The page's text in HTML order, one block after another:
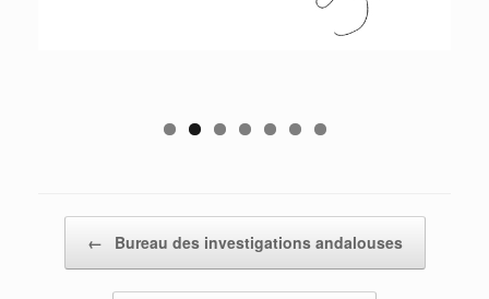
← Bureau des investigations andalouses